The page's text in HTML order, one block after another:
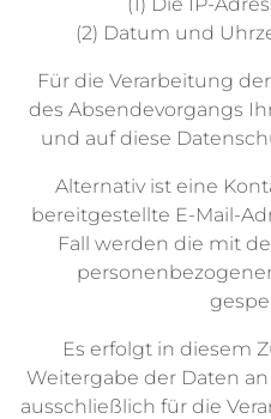
(2) Datum und
Für die Verarbeitung
des Absendevorgangs
und auf diese
Alternativ ist eine
bereitgestellte E-Mail-
Fall werden die mit
Es erfolgt in diesem
Weitergabe der Daten
ausschließlich für die